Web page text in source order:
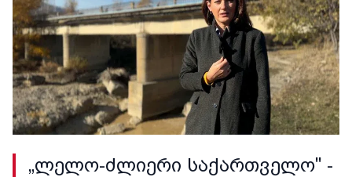
„ლელო-ძლიერი საქართველო" -